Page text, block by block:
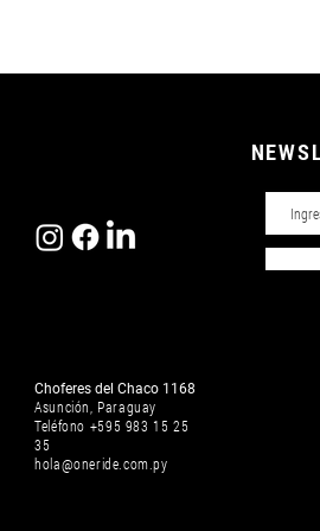
Choferes del Chaco 1168
Asunción, Paraguay
Teléfono +595 983 15 25
35
hola@oneride.com.py